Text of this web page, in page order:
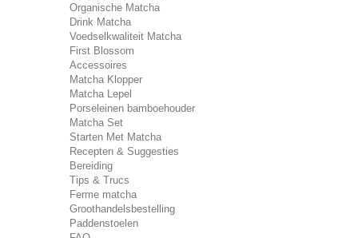
Organische Matcha
Drink Matcha
Voedselkwaliteit Matcha
First Blossom
Accessoires
Matcha Klopper
Matcha Lepel
Porseleinen bamboehouder
Matcha Set
Starten Met Matcha
Recepten & Suggesties
Bereiding
Tips & Trucs
Ferme matcha
Groothandelsbestelling
Paddenstoelen